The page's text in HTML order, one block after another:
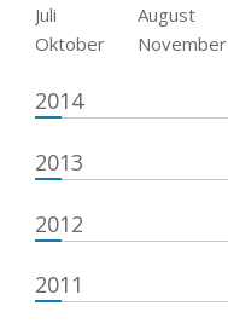
Juli
August
Oktober
November
2014
2013
2012
2011